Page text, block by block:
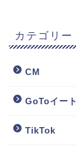
カテゴリー
CM
GoToイート
TikTok